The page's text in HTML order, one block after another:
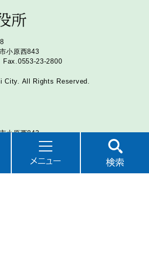
小原西843
Fax.0553-23-2800
City. All Rights Reserved.
小原西843
Fax.0553-23-2800
い合わせ